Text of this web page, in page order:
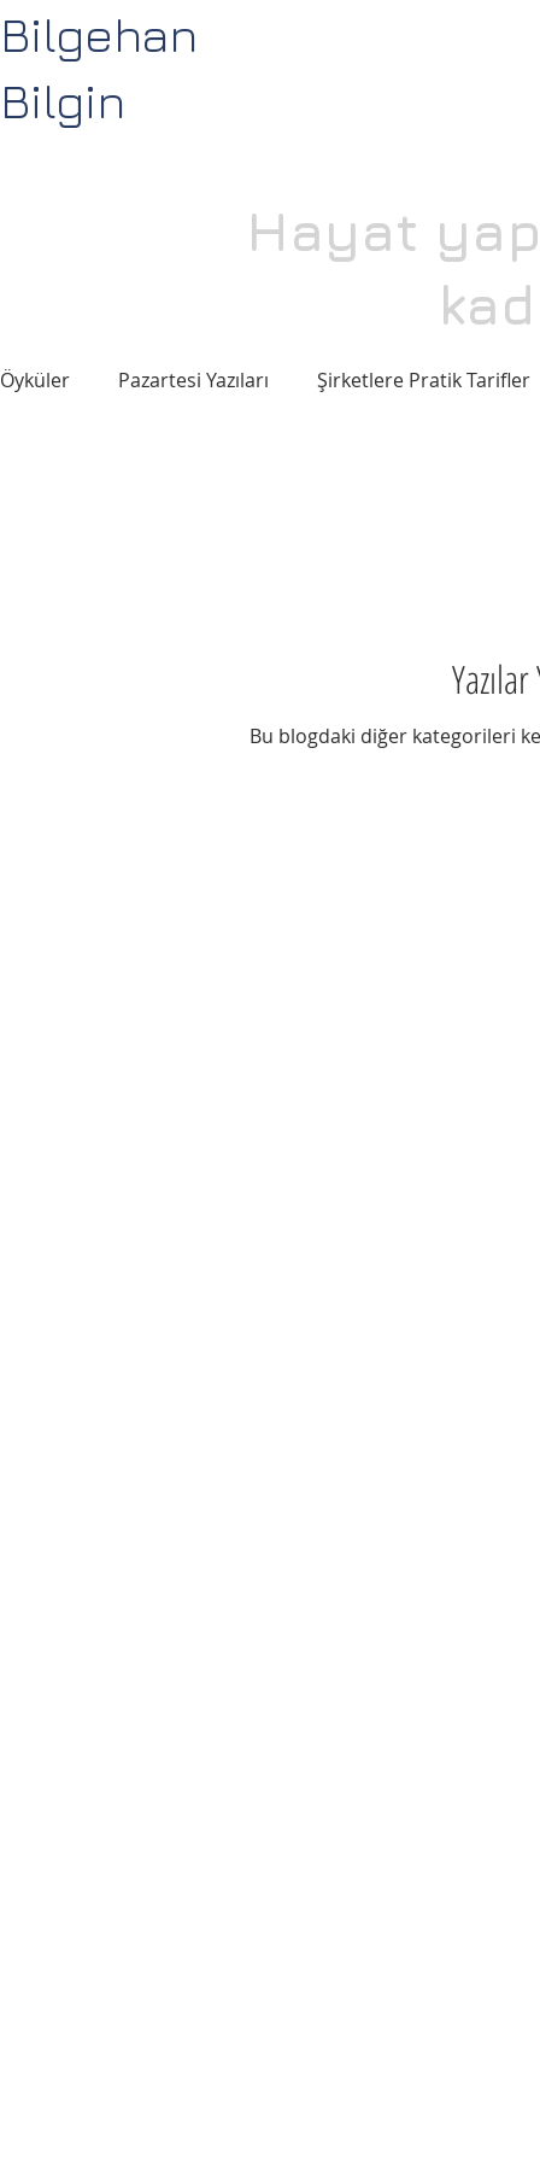
Bilgehan
Bilgin
Öyküler Pazartesi Yazıları Şirketlere Pratik Tarifler
Bu blogdaki diğer kategorileri
Hayat